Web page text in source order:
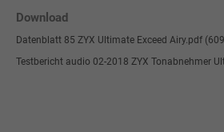
Download
Datenblatt 85 ZYX Ultimate Exceed Airy.pdf
Testbericht audio 02-2018 ZYX Tonabnehmer